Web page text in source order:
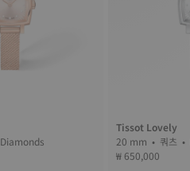
20 mm • 쿼츠 • Diamonds
Tissot Lovely
₩ 650,000